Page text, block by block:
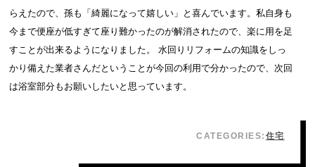
らえたので、孫も「綺麗になって嬉しい」と喜んでいます。私自身も
今まで便座が低すぎて座り難かったのが解消されたので、楽に用を足
すことが出来るようになりました。 水回りリフォームの知識をしっ
かり備えた業者さんだということが今回の利用で分かったので、次回
は浴室部分もお願いしたいと思っています。
CATEGORIES: 住宅